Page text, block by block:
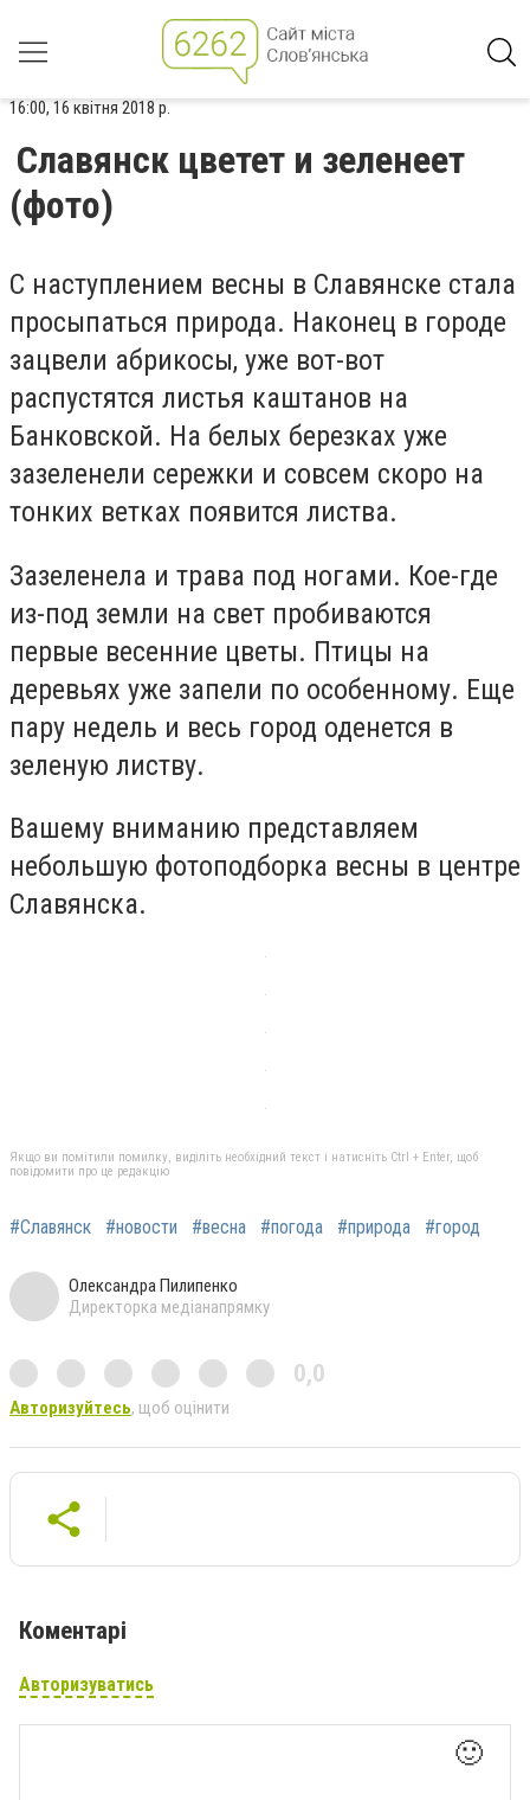
16:00, 16 квітня 2018 р.
Славянск цветет и зеленеет
(фото)
С наступлением весны в Славянске стала
просыпаться природа. Наконец в городе
зацвели абрикосы, уже вот-вот
распустятся листья каштанов на
Банковской. На белых березках уже
зазеленели сережки и совсем скоро на
тонких ветках появится листва.
Зазеленела и трава под ногами. Кое-где
из-под земли на свет пробиваются
первые весенние цветы. Птицы на
деревьях уже запели по особенному. Еще
пару недель и весь город оденется в
зеленую листву.
Вашему вниманию представляем
небольшую фотоподборка весны в центре
Славянска.
Якщо ви помітили помилку, виділіть необхідний текст і натисніть Ctrl + Enter, щоб
повідомити про це редакцію
#Славянск #новости #весна #погода #природа #город
Олександра Пилипенко
Директорка медіанапрямку
0,0
Авторизуйтесь, щоб оцінити
Коментарі
Авторизуватись
🙂